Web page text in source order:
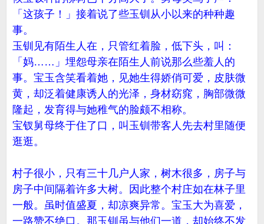
「这孩子！」接着说了些玉钏从小以来的种种趣
事。
玉钏见有陌生人在，只管红着脸，低下头，叫：
「妈……」埋怨母亲在陌生人前说那么些羞人的
事。宝玉含笑看着她，见她生得娇俏可爱，皮肤微
黄，却泛着健康诱人的光泽，身材窈窕，胸部微微
隆起，发育得与她稚气的脸颇不相称。
宝钗舅母终于住了口，叫玉钏带客人先去村里随便
逛逛。
村子很小，只有三十几户人家，树木很多，房子与
房子中间隔着许多大树。因此整个村庄如在林子里
一般。虽时值盛夏，却凉爽异常。宝玉大为喜爱，
一路赞不绝口。那玉钏虽与他们一道，却始终不发